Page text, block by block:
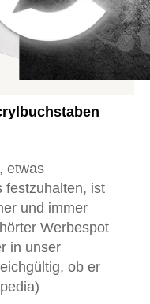
etwas
festzuhalten, ist
und immer
Werbespot
in unser
ob er